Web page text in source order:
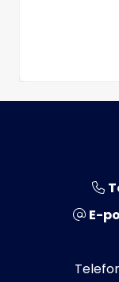
E-
Super Outlet